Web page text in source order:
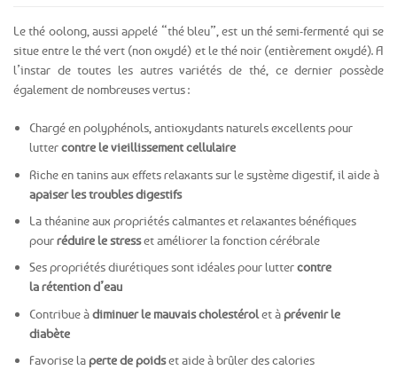
Le thé oolong, aussi appelé “thé bleu”, est un thé semi-fermenté qui se
situe entre le thé vert (non oxydé) et le thé noir (entièrement oxydé). A
l’instar de toutes les autres variétés de thé, ce dernier possède
également de nombreuses vertus :
Chargé en polyphénols, antioxydants naturels excellents pour
luttercontre le vieillissement cellulaire
Riche en tanins aux effets relaxants sur le système digestif, il aide à
apaiser les troubles digestifs
La théanine aux propriétés calmantes et relaxantes bénéfiques
pourréduire le stresset améliorer la fonction cérébrale
Ses propriétés diurétiques sont idéales pour luttercontre
la rétention d’eau
Contribue àdiminuer le mauvais cholestérolet àprévenir le
diabète
Favorise laperte de poidset aide à brûler des calories